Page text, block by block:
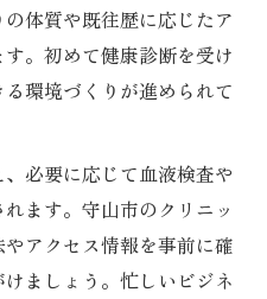
体質や既往歴に応じたア
。初めて健康診断を受け
環境づくりが進められて
必要に応じて血液検査や
ます。守山市のクリニッ
アクセス情報を事前に確
ましょう。忙しいビジネ